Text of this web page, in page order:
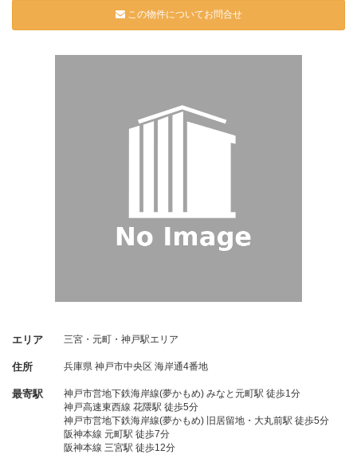
この物件についてお問合せ
エリア 三宮・元町・神戸駅エリア
住所 兵庫県 神戸市中央区 海岸通4番地
最寄駅
神戸市営地下鉄海岸線(夢かもめ) みなと元町駅 徒歩1分
神戸高速東西線 花隈駅 徒歩5分
神戸市営地下鉄海岸線(夢かもめ) 旧居留地・大丸前駅 徒歩5分
阪神本線 元町駅 徒歩7分
阪神本線 三宮駅 徒歩12分